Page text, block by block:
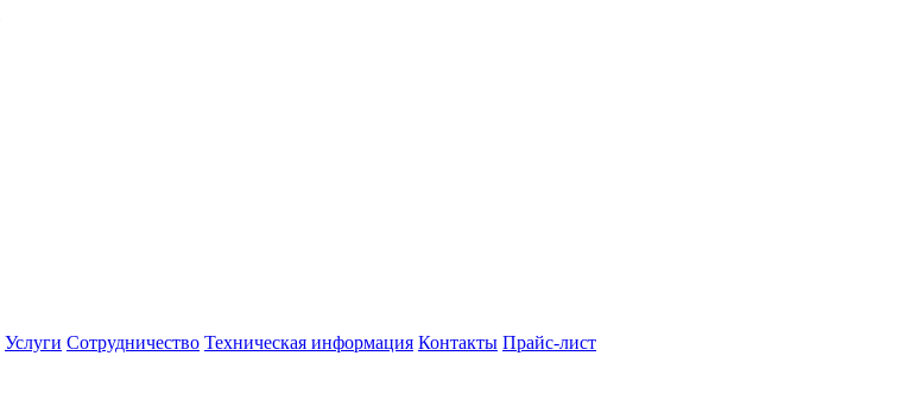
Услуги Сотрудничество Техническая информация Контакты Прайс-лист